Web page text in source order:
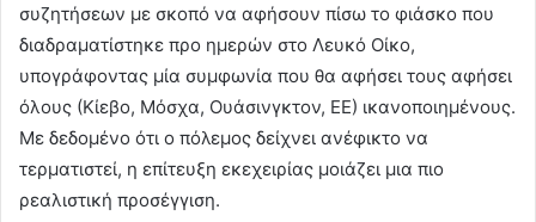
συζητήσεων με σκοπό να αφήσουν πίσω το φιάσκο που
διαδραματίστηκε προ ημερών στο Λευκό Οίκο,
υπογράφοντας μία συμφωνία που θα αφήσει τους αφήσει
όλους (Κίεβο, Μόσχα, Ουάσινγκτον, ΕΕ) ικανοποιημένους.
Με δεδομένο ότι ο πόλεμος δείχνει ανέφικτο να
τερματιστεί, η επίτευξη εκεχειρίας μοιάζει μια πιο
ρεαλιστική προσέγγιση.